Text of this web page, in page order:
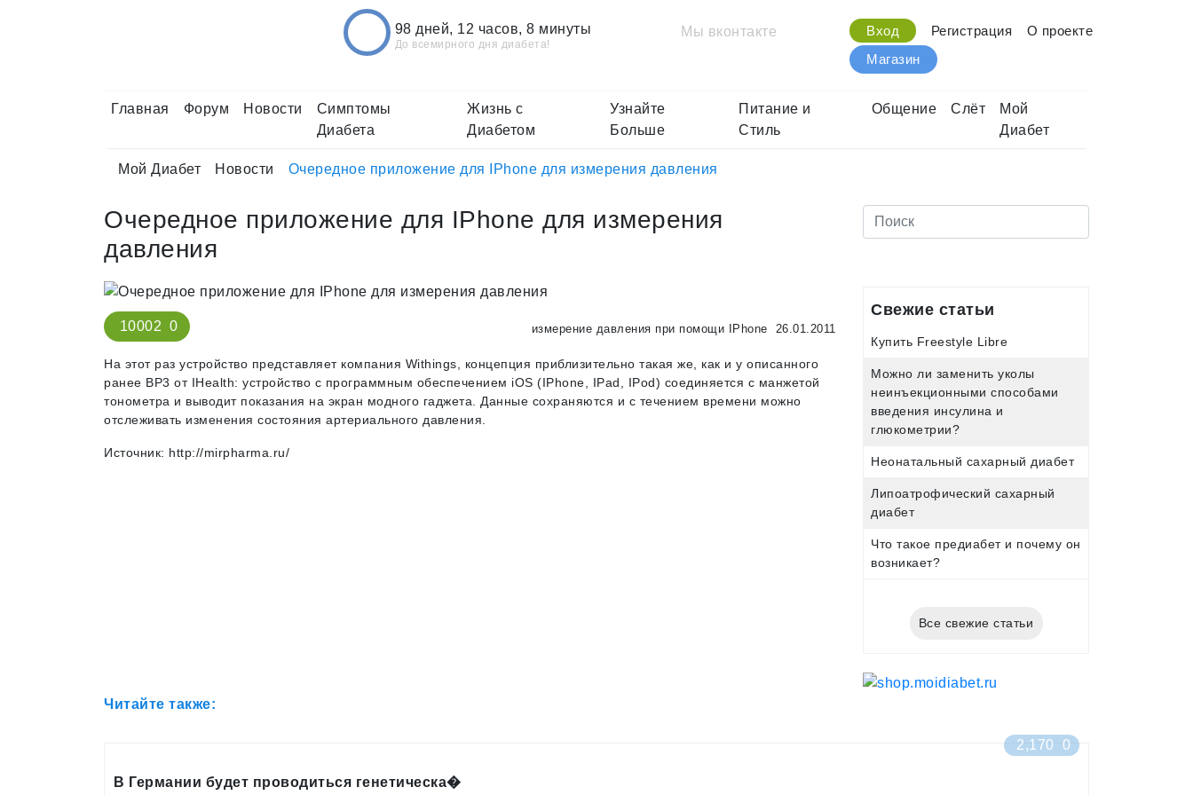
98 дней, 12 часов, 8 минуты
До всемирного дня диабета!
Мы вконтакте Вход Регистрация
О проекте
Магазин
Главная Форум Новости
Симптомы
Диабета
Жизнь с
Диабетом
Узнайте
Больше
Питание и
Стиль
Общение Слёт
Мой
Диабет
Мой Диабет Новости Очередное приложение для IPhone для измерения давления
Очередное приложение для IPhone для измерения
давления
10002 0 измерение давления при помощи IPhone 26.01.2011
На этот раз устройство представляет компания Withings, концепция приблизительно такая же, как и у описанного
ранее BP3 от IHealth: устройство с программным обеспечением iOS (IPhone, IPad, IPod) соединяется с манжетой
тонометра и выводит показания на экран модного гаджета. Данные сохраняются и с течением времени можно
отслеживать изменения состояния артериального давления.
Источник: http://mirpharma.ru/
Свежие статьи
Купить Freestyle Libre
Можно ли заменить уколы
неинъекционными способами
введения инсулина и
глюкометрии?
Неонатальный сахарный диабет
Липоатрофический сахарный
диабет
Что такое предиабет и почему он
возникает?
Все свежие статьи
Читайте также:
2,170 0
В Германии будет проводиться генетическа�